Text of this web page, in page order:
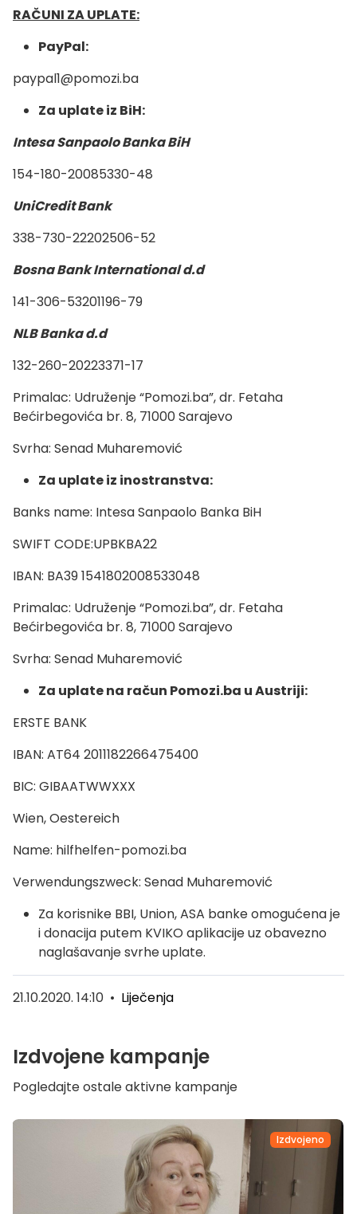
RAČUNI ZA UPLATE:
PayPal:
paypal1@pomozi.ba
Za uplate iz BiH:
Intesa Sanpaolo Banka BiH
154-180-20085330-48
UniCredit Bank
338-730-22202506-52
Bosna Bank International d.d
141-306-53201196-79
NLB Banka d.d
132-260-20223371-17
Primalac: Udruženje “Pomozi.ba”, dr. Fetaha
Bećirbegovića br. 8, 71000 Sarajevo
Svrha: Senad Muharemović
Za uplate iz inostranstva:
Banks name: Intesa Sanpaolo Banka BiH
SWIFT CODE:UPBKBA22
IBAN: BA39 1541802008533048
Primalac: Udruženje “Pomozi.ba”, dr. Fetaha
Bećirbegovića br. 8, 71000 Sarajevo
Svrha: Senad Muharemović
Za uplate na račun Pomozi.ba u Austriji:
ERSTE BANK
IBAN: AT64 2011182266475400
BIC: GIBAATWWXXX
Wien, Oestereich
Name: hilfhelfen-pomozi.ba
Verwendungszweck: Senad Muharemović
Za korisnike BBI, Union, ASA banke omogućena je
i donacija putem KVIKO aplikacije uz obavezno
naglašavanje svrhe uplate.
21.10.2020. 14:10 • Liječenja
Izdvojene kampanje
Pogledajte ostale aktivne kampanje
Izdvojeno